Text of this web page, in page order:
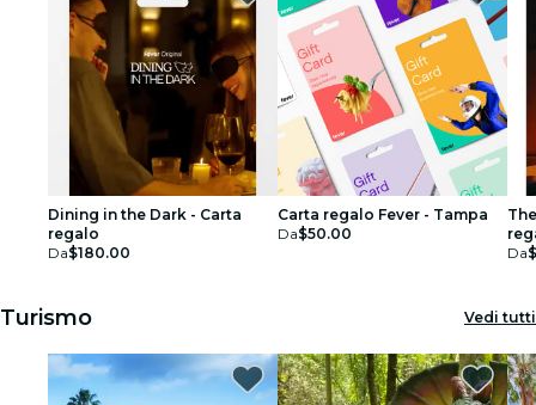
Dining in the Dark - Carta
regalo
Da$180.00
Carta regalo Fever - Tampa
Da$50.00
Da
Turismo Vedi tutti